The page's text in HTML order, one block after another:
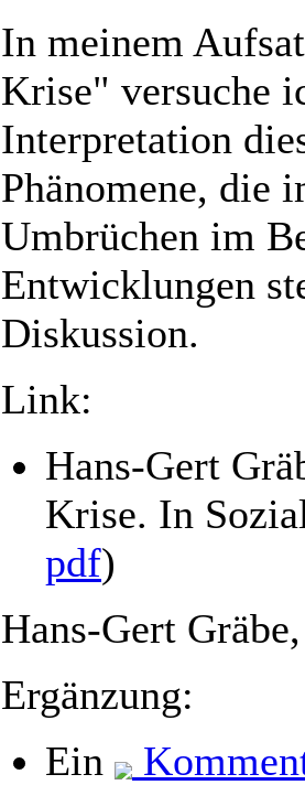
In meinem
Krise" versuche
Interpretation
Phänomene, die
Umbrüchen im
Entwicklungen
Diskussion.
Link:
Hans-Gert
Krise. In
pdf)
Hans-Gert
Ergänzung:
Ein